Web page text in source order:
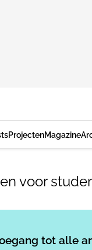
ProjectenMagazine
voor
tot alle